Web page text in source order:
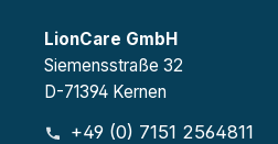
LionCare GmbH
Siemensstraße 32
D-71394 Kernen
+49 (0) 7151 2564811